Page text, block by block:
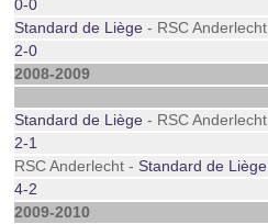
0-0
Standard de Liège - RSC Anderlecht
2-0
2008-2009
Standard de Liège - RSC Anderlecht
2-1
RSC Anderlecht -Standard de Liège
4-2
2009-2010